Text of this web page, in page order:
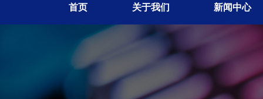
首页 关于我们 新闻中心